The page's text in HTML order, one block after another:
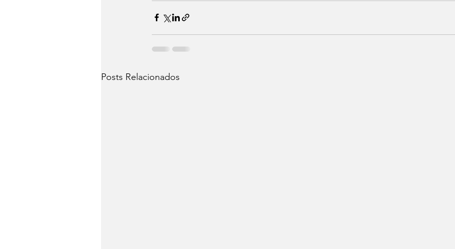
Posts Relacionados